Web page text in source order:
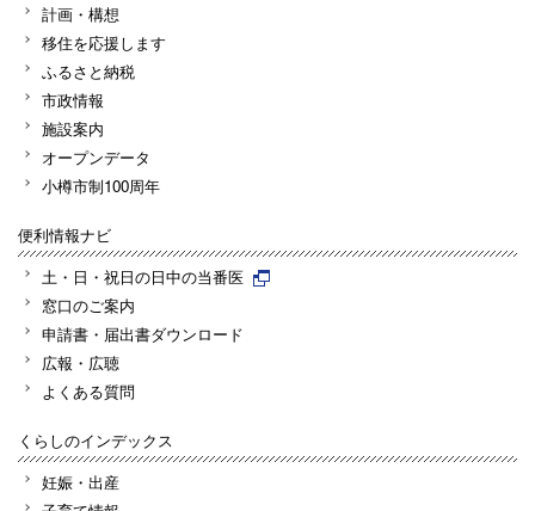
計画・構想
移住を応援します
ふるさと納税
市政情報
施設案内
オープンデータ
小樽市制100周年
便利情報ナビ
土・日・祝日の日中の当番医
窓口のご案内
申請書・届出書ダウンロード
広報・広聴
よくある質問
くらしのインデックス
妊娠・出産